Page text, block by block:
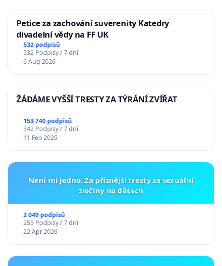
Petice za zachování suverenity Katedry
divadelní vědy na FF UK
532 podpisů
532 Podpisy / 7 dní
6 Aug 2026
ŽÁDÁME VYŠŠÍ TRESTY ZA TÝRÁNÍ ZVÍŘAT
153 740 podpisů
342 Podpisy / 7 dní
11 Feb 2025
Není mi jedno: Za přísnější tresty za sexuální
zločiny na dětech
2 049 podpisů
255 Podpisy / 7 dní
22 Apr 2026